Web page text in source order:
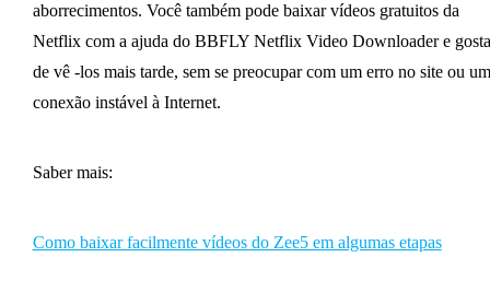
aborrecimentos. Você também pode baixar vídeos gratuitos da
Netflix com a ajuda do BBFLY Netflix Video Downloader e
de vê -los mais tarde, sem se preocupar com um erro no site ou
conexão instável à Internet.
Saber mais:
Como baixar facilmente vídeos do Zee5 em algumas etapas